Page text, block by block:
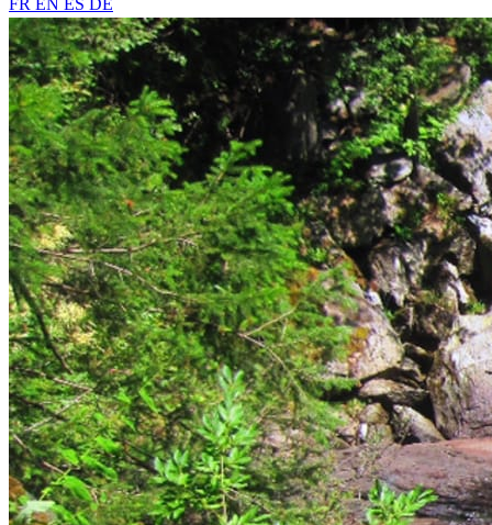
FR EN ES DE